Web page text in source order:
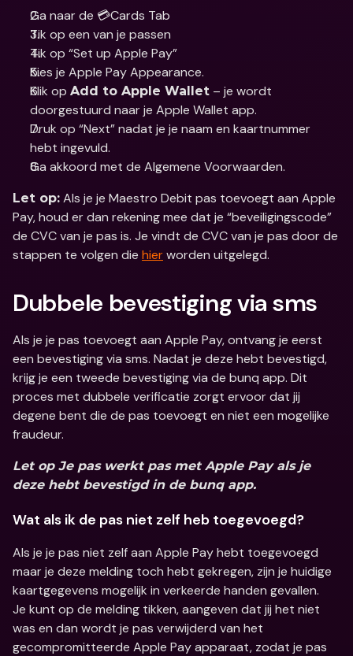
Ga naar de 💳Cards Tab
Tik op een van je passen
Tik op “Set up Apple Pay”
Kies je Apple Pay Appearance.
Klik op Add to Apple Wallet – je wordt
doorgestuurd naar je Apple Wallet app.
Druk op “Next” nadat je je naam en kaartnummer
hebt ingevuld.
Ga akkoord met de Algemene Voorwaarden.
Let op: Als je je Maestro Debit pas toevoegt aan Apple
Pay, houd er dan rekening mee dat je “beveiligingscode”
de CVC van je pas is. Je vindt de CVC van je pas door de
stappen te volgen die hier worden uitgelegd.
Dubbele bevestiging via sms
Als je je pas toevoegt aan Apple Pay, ontvang je eerst
een bevestiging via sms. Nadat je deze hebt bevestigd,
krijg je een tweede bevestiging via de bunq app. Dit
proces met dubbele verificatie zorgt ervoor dat jij
degene bent die de pas toevoegt en niet een mogelijke
fraudeur.
Let op Je pas werkt pas met Apple Pay als je
deze hebt bevestigd in de bunq app.
Wat als ik de pas niet zelf heb toegevoegd?
Als je je pas niet zelf aan Apple Pay hebt toegevoegd
maar je deze melding toch hebt gekregen, zijn je huidige
kaartgegevens mogelijk in verkeerde handen gevallen.
Je kunt op de melding tikken, aangeven dat jij het niet
was en dan wordt je pas verwijderd van het
gecompromitteerde Apple Pay apparaat, zodat je pas